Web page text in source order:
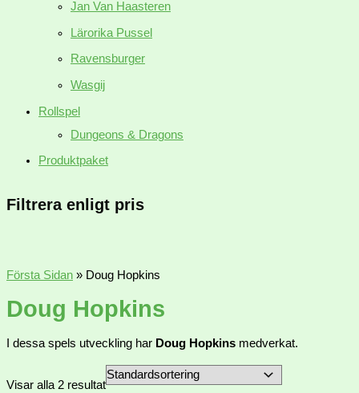
Jan Van Haasteren
Lärorika Pussel
Ravensburger
Wasgij
Rollspel
Dungeons & Dragons
Produktpaket
Filtrera enligt pris
Första Sidan » Doug Hopkins
Doug Hopkins
I dessa spels utveckling har Doug Hopkins medverkat.
Visar alla 2 resultat